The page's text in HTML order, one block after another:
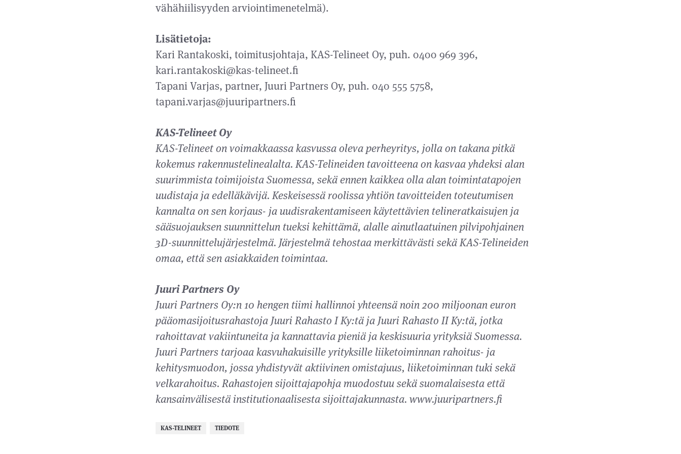
vähähiilisyyden arviointimenetelmä).
Lisätietoja:
Kari Rantakoski, toimitusjohtaja, KAS-Telineet Oy, puh. 0400 969 396,
kari.rantakoski@kas-telineet.fi
Tapani Varjas, partner, Juuri Partners Oy, puh. 040 555 5758,
tapani.varjas@juuripartners.fi
KAS-Telineet Oy
KAS-Telineet on voimakkaassa kasvussa oleva perheyritys, jolla on takana pitkä
kokemus rakennustelinealalta. KAS-Telineiden tavoitteena on kasvaa yhdeksi alan
suurimmista toimijoista Suomessa, sekä ennen kaikkea olla alan toimintatapojen
uudistaja ja edelläkävijä. Keskeisessä roolissa yhtiön tavoitteiden toteutumisen
kannalta on sen korjaus- ja uudisrakentamiseen käytettävien telineratkaisujen ja
sääsuojauksen suunnittelun tueksi kehittämä, alalle ainutlaatuinen pilvipohjainen
3D-suunnittelujärjestelmä. Järjestelmä tehostaa merkittävästi sekä KAS-Telineiden
omaa, että sen asiakkaiden toimintaa.
Juuri Partners Oy
Juuri Partners Oy:n 10 hengen tiimi hallinnoi yhteensä noin 200 miljoonan euron
pääomasijoitusrahastoja Juuri Rahasto I Ky:tä ja Juuri Rahasto II Ky:tä, jotka
rahoittavat vakiintuneita ja kannattavia pieniä ja keskisuuria yrityksiä Suomessa.
Juuri Partners tarjoaa kasvuhakuisille yrityksille liiketoiminnan rahoitus- ja
kehitysmuodon, jossa yhdistyvät aktiivinen omistajuus, liiketoiminnan tuki sekä
velkarahoitus. Rahastojen sijoittajapohja muodostuu sekä suomalaisesta että
kansainvälisestä institutionaalisesta sijoittajakunnasta. www.juuripartners.fi
KAS-TELINEET TIEDOTE